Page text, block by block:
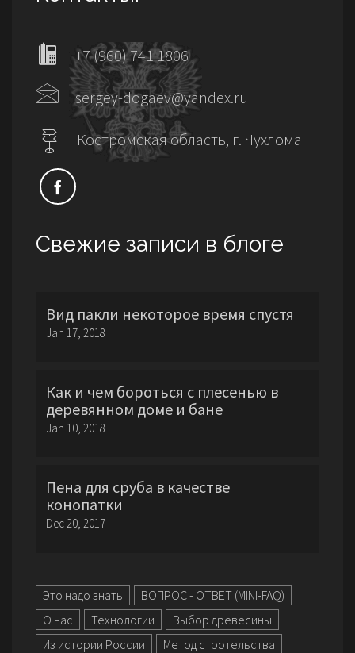
+7 (960) 741 1806
sergey-dogaev@yandex.ru
Костромская область, г. Чухлома
Свежие записи в блоге
Вид пакли некоторое время спустя
Jan 17, 2018
Как и чем бороться с плесенью в
деревянном доме и бане
Jan 10, 2018
Пена для сруба в качестве
конопатки
Dec 20, 2017
Это надо знать
ВОПРОС - ОТВЕТ (MINI-FAQ)
О нас
Технологии
Выбор древесины
Из истории России
Метод стротельства